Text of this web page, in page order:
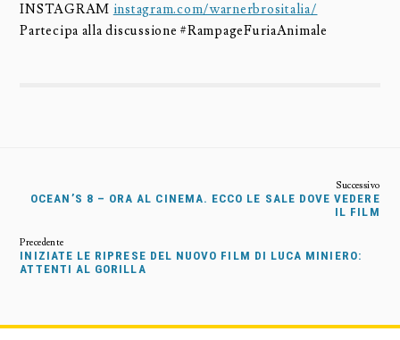
INSTAGRAM instagram.com/warnerbrositalia/
Partecipa alla discussione #RampageFuriaAnimale
OCEAN’S 8 – ORA AL CINEMA. ECCO LE SALE DOVE VEDERE
IL FILM
INIZIATE LE RIPRESE DEL NUOVO FILM DI LUCA MINIERO:
ATTENTI AL GORILLA